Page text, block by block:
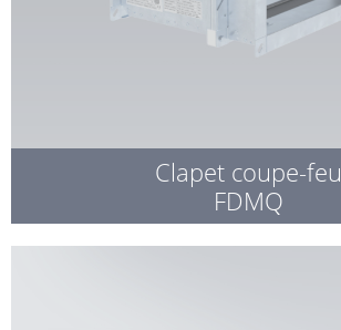
Clapet coupe-feu
FDMQ